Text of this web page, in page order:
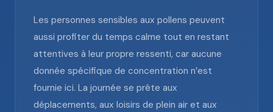
Les personnes sensibles aux pollens peuvent
aussi profiter du temps calme tout en restant
attentives à leur propre ressenti, car aucune
donnée spécifique de concentration n’est
fournie ici. La journée se prête aux
déplacements, aux loisirs de plein air et aux